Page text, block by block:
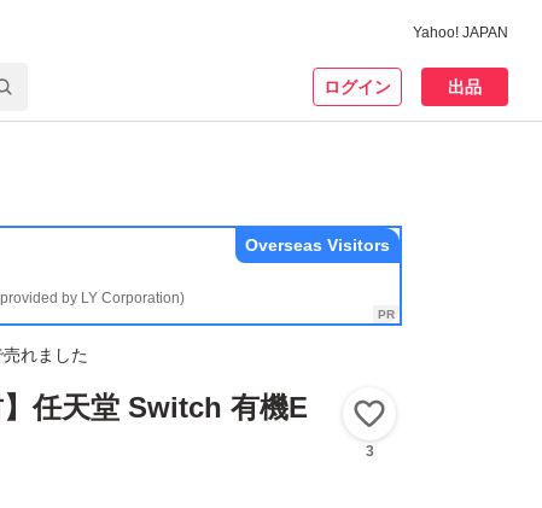
Yahoo! JAPAN
ログイン 出品
by LY Corporation)
Overseas Visitors
売れました
】任天堂 Switch 有機E
3